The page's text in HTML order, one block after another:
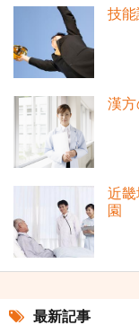
技能
漢方
近畿
園
最新記事